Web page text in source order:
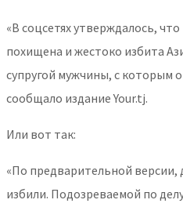
«В соцсетях утверждалось,
похищена и жестоко избита
супругой мужчины, с которым
сообщало издание Your.tj.
Или вот так:
«По предварительной версии,
избили. Подозреваемой по